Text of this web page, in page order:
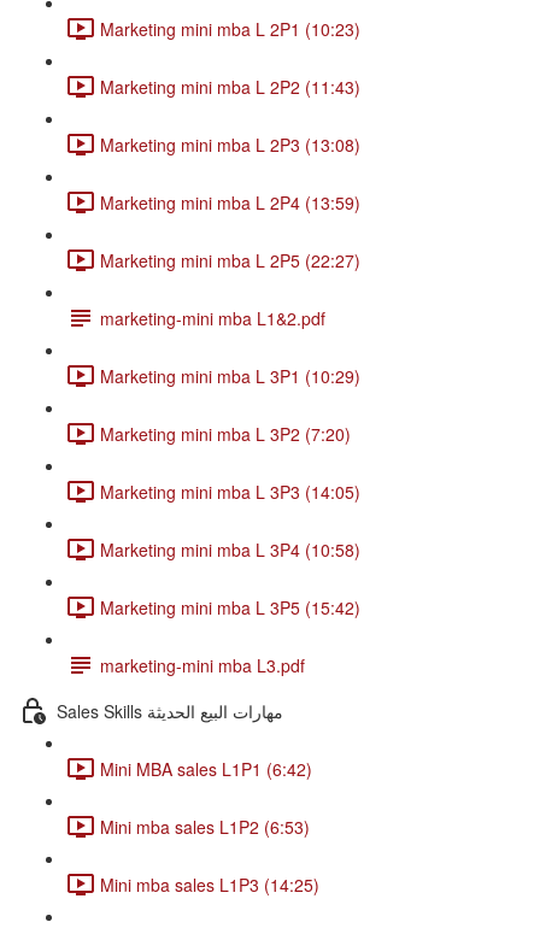
Marketing mini mba L 2P1 (10:23)
Marketing mini mba L 2P2 (11:43)
Marketing mini mba L 2P3 (13:08)
Marketing mini mba L 2P4 (13:59)
Marketing mini mba L 2P5 (22:27)
marketing-mini mba L1&2.pdf
Marketing mini mba L 3P1 (10:29)
Marketing mini mba L 3P2 (7:20)
Marketing mini mba L 3P3 (14:05)
Marketing mini mba L 3P4 (10:58)
Marketing mini mba L 3P5 (15:42)
marketing-mini mba L3.pdf
Sales Skills مهارات البيع الحديثة
Mini MBA sales L1P1 (6:42)
Mini mba sales L1P2 (6:53)
Mini mba sales L1P3 (14:25)